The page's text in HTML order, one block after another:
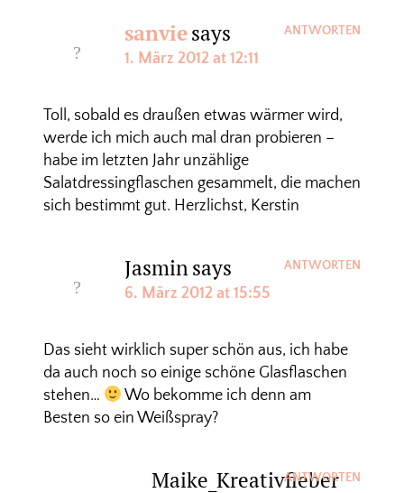
sanviesays
1. März 2012 at 12:11
Toll, sobald es draußen etwas wärmer wird,
werde ich mich auch mal dran probieren –
habe im letzten Jahr unzählige
Salatdressingflaschen gesammelt, die machen
sich bestimmt gut. Herzlichst, Kerstin
ANTWORTEN
Jasminsays
6. März 2012 at 15:55
Das sieht wirklich super schön aus, ich habe
da auch noch so einige schöne Glasflaschen
stehen…
Wo bekomme ich denn am
Besten so ein Weißspray?
ANTWORTEN
Maike_Kreativfieber
ANTWORTEN